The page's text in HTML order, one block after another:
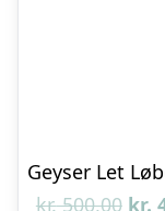
kr.500,00 Den
kr.